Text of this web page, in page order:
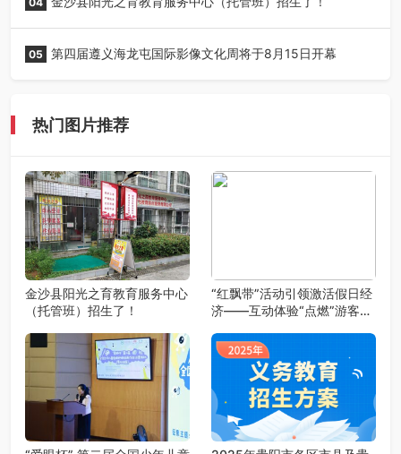
05 第四届遵义海龙屯国际影像文化周将于8月15日开幕
热门图片推荐
金沙县阳光之育教育服务中心
（托管班）招生了！
“红飘带”活动引领激活假日经
济——互动体验“点燃”游客激